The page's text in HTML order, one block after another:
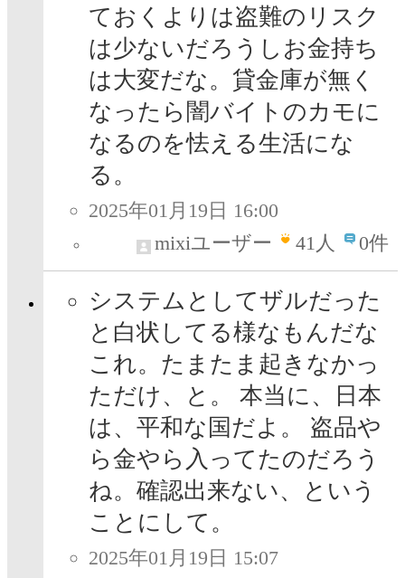
ておくよりは盗難のリスク
は少ないだろうしお金持ち
は大変だな。貸金庫が無く
なったら闇バイトのカモに
なるのを怯える生活にな
る。
2025年01月19日 16:00
mixiユーザー
41人 0件
システムとしてザルだった
と白状してる様なもんだな
これ。たまたま起きなかっ
ただけ、と。 本当に、日本
は、平和な国だよ。 盗品や
ら金やら入ってたのだろう
ね。確認出来ない、という
ことにして。
2025年01月19日 15:07